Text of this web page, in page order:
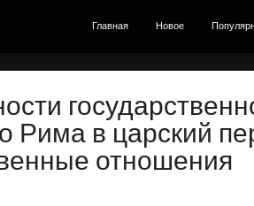
Главная Новое
Рима в царский
отношения